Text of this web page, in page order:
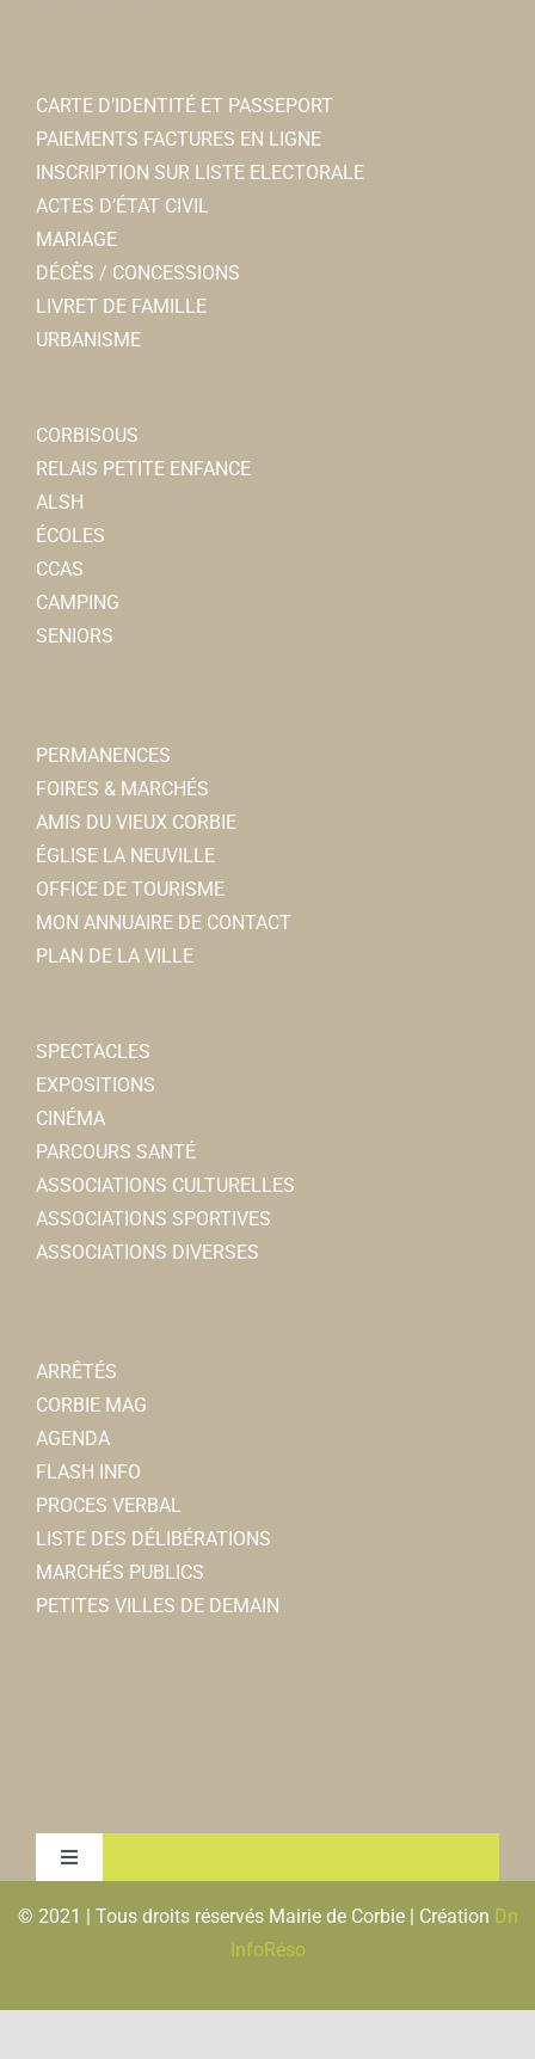
CARTE D’IDENTITÉ ET PASSEPORT
PAIEMENTS FACTURES EN LIGNE
INSCRIPTION SUR LISTE ELECTORALE
ACTES D’ÉTAT CIVIL
MARIAGE
DÉCÈS / CONCESSIONS
LIVRET DE FAMILLE
URBANISME
CORBISOUS
RELAIS PETITE ENFANCE
ALSH
ÉCOLES
CCAS
CAMPING
SENIORS
PERMANENCES
FOIRES & MARCHÉS
AMIS DU VIEUX CORBIE
ÉGLISE LA NEUVILLE
OFFICE DE TOURISME
MON ANNUAIRE DE CONTACT
PLAN DE LA VILLE
SPECTACLES
EXPOSITIONS
CINÉMA
PARCOURS SANTÉ
ASSOCIATIONS CULTURELLES
ASSOCIATIONS SPORTIVES
ASSOCIATIONS DIVERSES
ARRÊTÉS
CORBIE MAG
AGENDA
FLASH INFO
PROCES VERBAL
LISTE DES DÉLIBÉRATIONS
MARCHÉS PUBLICS
PETITES VILLES DE DEMAIN
Toggle
MENTIONS LEGALES & RGPD
© 2021 | Tous droits réservés Mairie de Corbie | Création Dn
InfoRéso